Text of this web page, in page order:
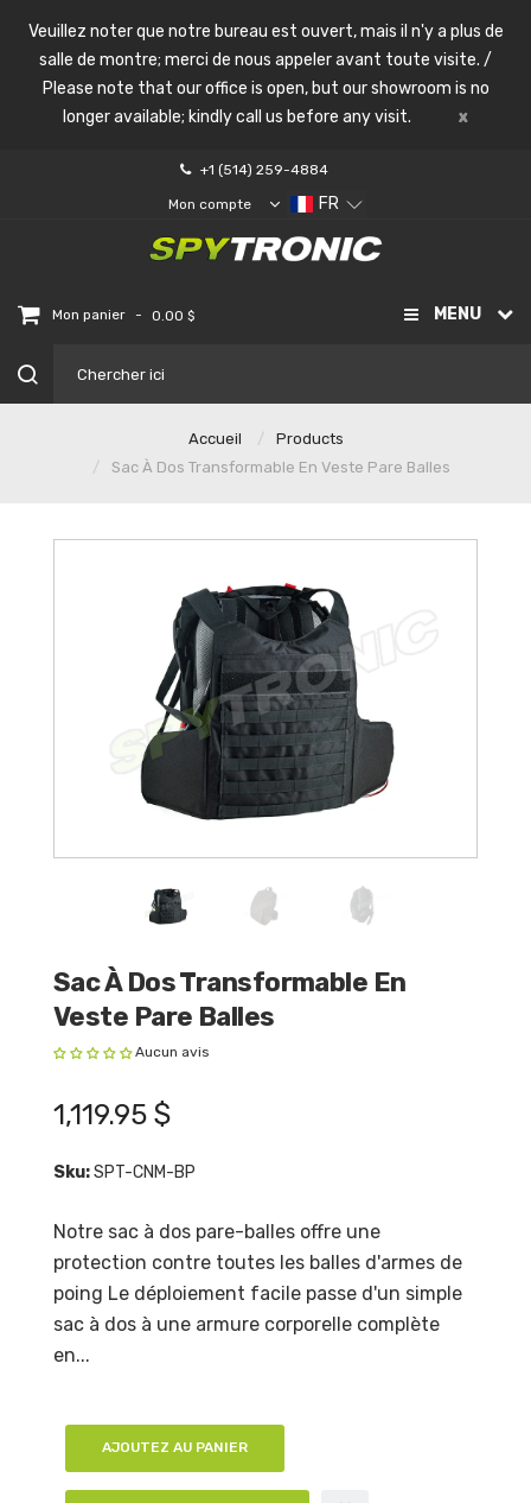
Veuillez noter que notre bureau est ouvert, mais il n'y a plus de
salle de montre; merci de nous appeler avant toute visite. /
Please note that our office is open, but our showroom is no
longer available; kindly call us before any visit.
x
+1 (514) 259-4884
Mon compte FR
MENU
Mon panier - 0.00 $
Accueil
Products
Sac À Dos Transformable En Veste Pare Balles
Sac À Dos Transformable En
Veste Pare Balles
Aucun avis
1,119.95 $
Sku:SPT-CNM-BP
Notre sac à dos pare-balles offre une
protection contre toutes les balles d'armes de
poing Le déploiement facile passe d'un simple
sac à dos à une armure corporelle complète
en...
AJOUTEZ AU PANIER